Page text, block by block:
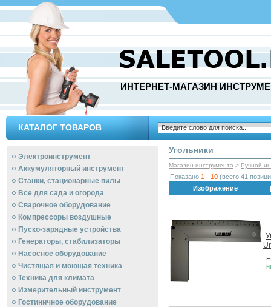
ИНТЕРНЕТ-МАГАЗИН
КАТАЛОГ ТОВАРОВ
Электроинструмент
Аккумуляторный инструмент
Станки, стационарные пилы
Все для сада и огорода
Сварочное оборудование
Компрессоры воздушные
Пуско-зарядные устройства
Генераторы, стабилизаторы
Насосное оборудование
Чистящая и моющая техника
Техника для климата
Измерительный инструмент
Гостиничное оборудование
Угольники
Магазин инструмента > Ручной
Показано 1 - 10 (всего 41
Изображение